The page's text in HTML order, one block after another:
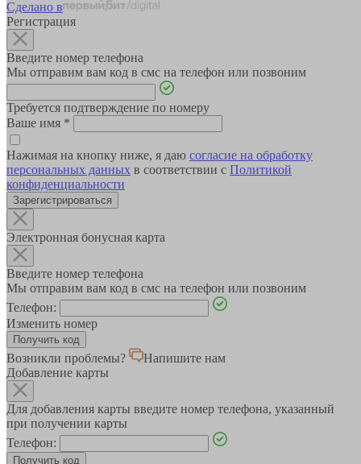
Сделано в
Регистрация
Введите номер телефона
Мы отправим вам код в смс на телефон или позвоним
Требуется подтверждение по номеру
Ваше имя *
Нажимая на кнопку ниже, я даю согласие на обработку
персональных данных в соответствии с Политикой
конфиденциальности
Зарегистрироваться
Электронная бонусная карта
Введите номер телефона
Мы отправим вам код в смс на телефон или позвоним
Телефон:
Изменить номер
Возникли проблемы?
Напишите нам
Добавление карты
Для добавления карты введите номер телефона, указанный
при получении карты
Телефон: